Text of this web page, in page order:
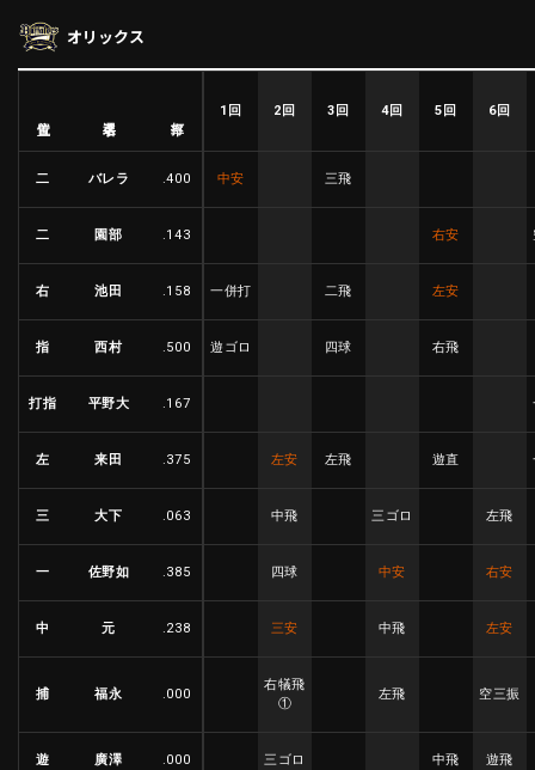
オリックス
1回 2回 3回 4回 5回 6回
二 バレラ .400 中安 三飛
二 園部 .143 右安
右 池田 .158 一併打 二飛 左安
指 西村 .500 遊ゴロ 四球 右飛
打指 平野大 .167
左 来田 .375 左安 左飛 遊直
三 大下 .063 中飛 三ゴロ 左飛
一 佐野如 .385 四球 中安 右安
中 元 .238 三安 中飛 左安
捕 福永 .000
右犠飛
①
左飛 空三振
遊 廣澤 .000 三ゴロ 中飛 遊飛